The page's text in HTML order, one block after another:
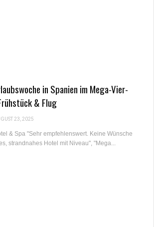
in Spanien im Mega-Vier-
& Flug
23, 2025
& Spa "Sehr empfehlenswert. Keine Wünsche
strandnahes Hotel mit Niveau", "Mega...